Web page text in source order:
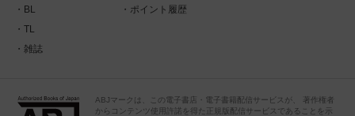
BL
TL
雑誌
ポイント履歴
ABJマークは、この電子書店・電子書籍配信サービスが、 著作権者
からコンテンツ使用許諾を得た正規版配信サービスであることを示